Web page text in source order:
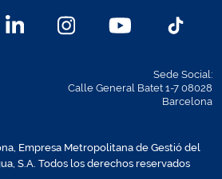
Sede Social:
Calle General Batet 1-7 08028
Barcelona
Empresa Metropolitana de Gestió del
S.A. Todos los derechos reservados